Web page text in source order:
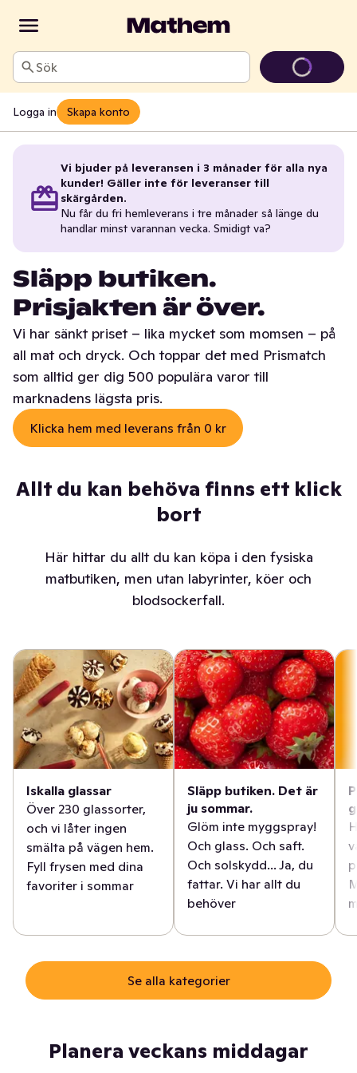
Sök
Logga in Skapa konto
Vi bjuder på leveransen i 3 månader för alla nya
kunder! Gäller inte för leveranser till
skärgården.
Nu får du fri hemleverans i tre månader så länge du
handlar minst varannan vecka. Smidigt va?
Släpp butiken.
Prisjakten är över.
Vi har sänkt priset – lika mycket som momsen – på
all mat och dryck. Och toppar det med Prismatch
som alltid ger dig 500 populära varor till
marknadens lägsta pris.
Klicka hem med leverans från 0 kr
Allt du kan behöva finns ett klick
bort
Här hittar du allt du kan köpa i den fysiska
matbutiken, men utan labyrinter, köer och
blodsockerfall.
Iskalla glassar
Över 230 glassorter,
och vi låter ingen
smälta på vägen hem.
Fyll frysen med dina
favoriter i sommar
Släpp butiken. Det är
ju sommar.
Glöm inte myggspray!
Och glass. Och saft.
Och solskydd... Ja, du
fattar. Vi har allt du
behöver
Se alla kategorier
Planera veckans middagar